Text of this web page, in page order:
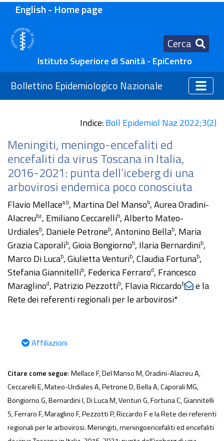
English - Home page
Cerca
Istituto Superiore di Sanità - EpiCentro
Bollettino Epidemiologico Nazionale
Indice:Boll Epidemiol Naz 2022;3(2)
Meningiti, meningo-encefaliti ed
encefaliti da virus Toscana in Italia,
2016-2021: punta dell’iceberg di una
arbovirosi endemica poco conosciuta
Flavio Mellacea,b, Martina Del Mansob, Aurea Oradini-
Alacreub,c, Emiliano Ceccarellib, Alberto Mateo-
Urdialesb, Daniele Petroneb, Antonino Bellab, Maria
Grazia Caporalib, Gioia Bongiornob, Ilaria Bernardinib,
Marco Di Lucab, Giulietta Venturib, Claudia Fortunab,
Stefania Giannitellib, Federica Ferrarod, Francesco
Maraglinod, Patrizio Pezzottib, Flavia Riccardob
e la
Rete dei referenti regionali per le arbovirosi*
Affiliazioni
Citare come segue: Mellace F, Del Manso M, Oradini-Alacreu A,
Ceccarelli E, Mateo-Urdiales A, Petrone D, Bella A, Caporali MG,
Bongiorno G, Bernardini I, Di Luca M, Venturi G, Fortuna C, Giannitelli
S, Ferraro F, Maraglino F, Pezzotti P, Riccardo F e la Rete dei referenti
regionali per le arbovirosi. Meningiti, meningoencefaliti ed encefaliti